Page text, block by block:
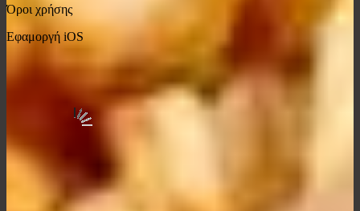
Όροι χρήσης
Εφαμοργή iOS